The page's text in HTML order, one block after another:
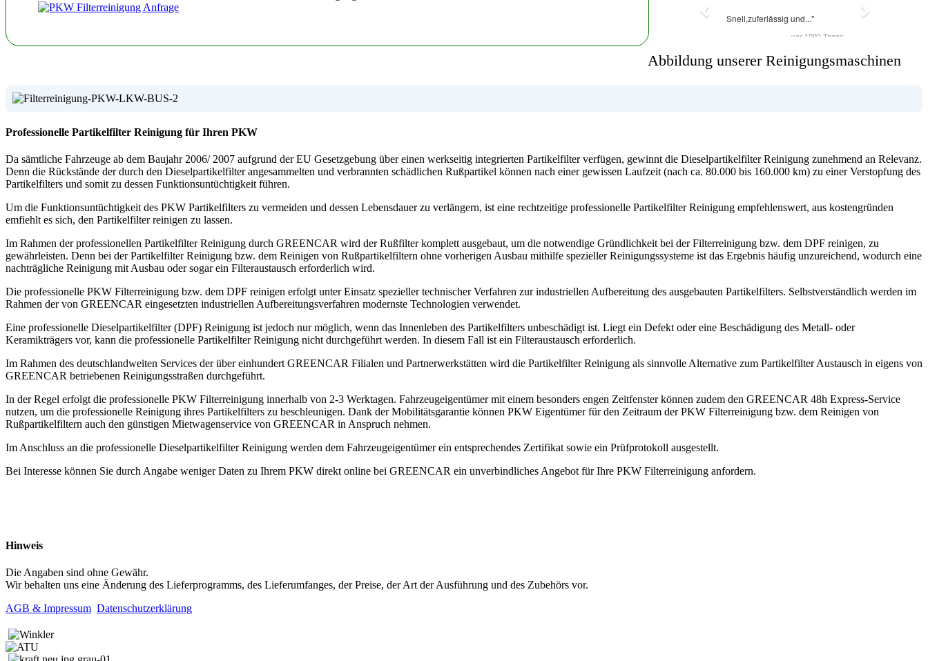
Abbildung unserer Reinigungsmaschinen
Professionelle Partikelfilter Reinigung für Ihren PKW
Da sämtliche Fahrzeuge ab dem Baujahr 2006/ 2007 aufgrund der EU Gesetzgebung über einen werkseitig integrierten Partikelfilter verfügen, gewinnt die Dieselpartikelfilter Reinigung zunehmend an Relevanz.
Denn die Rückstände der durch den Dieselpartikelfilter angesammelten und verbrannten schädlichen Rußpartikel können nach einer gewissen Laufzeit (nach ca. 80.000 bis 160.000 km) zu einer Verstopfung des
Partikelfilters und somit zu dessen Funktionsuntüchtigkeit führen.
Um die Funktionsuntüchtigkeit des PKW Partikelfilters zu vermeiden und dessen Lebensdauer zu verlängern, ist eine rechtzeitige professionelle Partikelfilter Reinigung empfehlenswert, aus kostengründen
emfiehlt es sich, den Partikelfilter reinigen zu lassen.
Im Rahmen der professionellen Partikelfilter Reinigung durch GREENCAR wird der Rußfilter komplett ausgebaut, um die notwendige Gründlichkeit bei der Filterreinigung bzw. dem DPF reinigen, zu
gewährleisten. Denn bei der Partikelfilter Reinigung bzw. dem Reinigen von Rußpartikelfiltern ohne vorherigen Ausbau mithilfe spezieller Reinigungssysteme ist das Ergebnis häufig unzureichend, wodurch eine
nachträgliche Reinigung mit Ausbau oder sogar ein Filteraustausch erforderlich wird.
Die professionelle PKW Filterreinigung bzw. dem DPF reinigen erfolgt unter Einsatz spezieller technischer Verfahren zur industriellen Aufbereitung des ausgebauten Partikelfilters. Selbstverständlich werden im
Rahmen der von GREENCAR eingesetzten industriellen Aufbereitungsverfahren modernste Technologien verwendet.
Eine professionelle Dieselpartikelfilter (DPF) Reinigung ist jedoch nur möglich, wenn das Innenleben des Partikelfilters unbeschädigt ist. Liegt ein Defekt oder eine Beschädigung des Metall- oder
Keramikträgers vor, kann die professionelle Partikelfilter Reinigung nicht durchgeführt werden. In diesem Fall ist ein Filteraustausch erforderlich.
Im Rahmen des deutschlandweiten Services der über einhundert GREENCAR Filialen und Partnerwerkstätten wird die Partikelfilter Reinigung als sinnvolle Alternative zum Partikelfilter Austausch in eigens von
GREENCAR betriebenen Reinigungsstraßen durchgeführt.
In der Regel erfolgt die professionelle PKW Filterreinigung innerhalb von 2-3 Werktagen. Fahrzeugeigentümer mit einem besonders engen Zeitfenster können zudem den GREENCAR 48h Express-Service
nutzen, um die professionelle Reinigung ihres Partikelfilters zu beschleunigen. Dank der Mobilitätsgarantie können PKW Eigentümer für den Zeitraum der PKW Filterreinigung bzw. dem Reinigen von
Rußpartikelfiltern auch den günstigen Mietwagenservice von GREENCAR in Anspruch nehmen.
Im Anschluss an die professionelle Dieselpartikelfilter Reinigung werden dem Fahrzeugeigentümer ein entsprechendes Zertifikat sowie ein Prüfprotokoll ausgestellt.
Bei Interesse können Sie durch Angabe weniger Daten zu Ihrem PKW direkt online bei GREENCAR ein unverbindliches Angebot für Ihre PKW Filterreinigung anfordern.
Hinweis
Die Angaben sind ohne Gewähr.
Wir behalten uns eine Änderung des Lieferprogramms, des Lieferumfanges, der Preise, der Art der Ausführung und des Zubehörs vor.
AGB & Impressum Datenschutzerklärung